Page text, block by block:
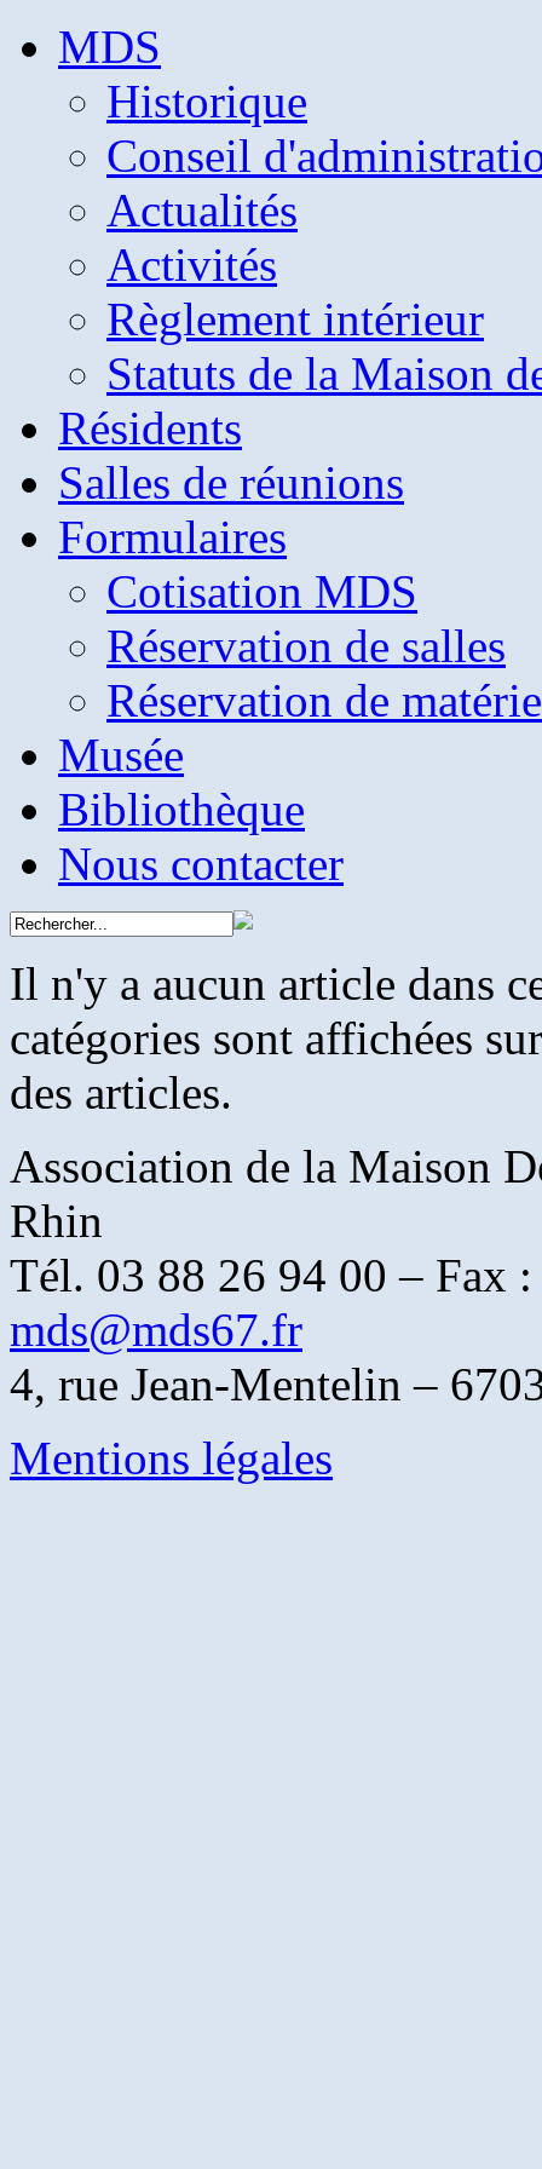
MDS
Historique
Conseil
Actualités
Activités
Règlement intérieur
Statuts de la Maison
Résidents
Salles de réunions
Formulaires
Cotisation MDS
Réservation de salles
Réservation de
Musée
Bibliothèque
Nous contacter
Il n'y a aucun article dans
catégories sont affichées
des articles.
Association de la Maison
Rhin
Tél. 03 88 26 94 00 – Fax
mds@mds67.fr
4, rue Jean-Mentelin –
Mentions légales